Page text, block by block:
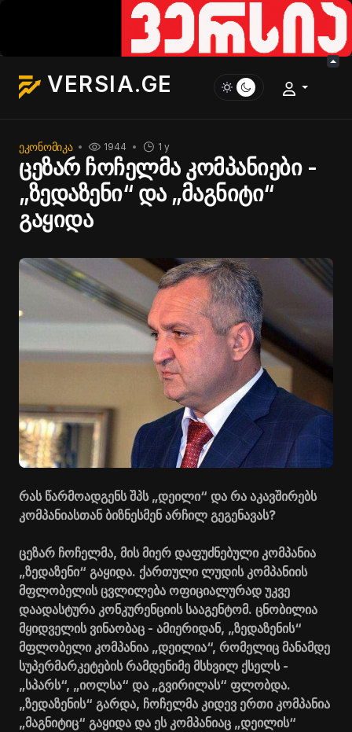
VERSIA.GE
ᲔᲙᲝᲜᲝᲛᲘᲙᲐ 1 y
1944
ცეზარ ჩოჩელმა კომპანიები -
„ზედაზენი“ და „მაგნიტი“
გაყიდა
რას წარმოადგენს შპს „დეილი“ და რა აკავშირებს
კომპანიასთან ბიზნესმენ არჩილ გეგენავას?
ცეზარ ჩოჩელმა, მის მიერ დაფუძნებული კომპანია
„ზედაზენი“ გაყიდა. ქართული ლუდის კომპანიის
მფლობელის ცვლილება ოფიციალურად უკვე
დაადასტურა კონკურენციის სააგენტომ. ცნობილია
მყიდველის ვინაობაც - ამიერიდან, „ზედაზენის“
მფლობელი კომპანია „დეილია“, რომელიც მანამდე
სუპერმარკეტების რამდენიმე მსხვილ ქსელს -
„სპარს“, „იოლსა“ და „გვირილას“ ფლობდა.
„ზედაზენის“ გარდა, ჩოჩელმა კიდევ ერთი კომპანია
„მაგნიტიც“ გაყიდა და ეს კომპანიაც „დეილის“